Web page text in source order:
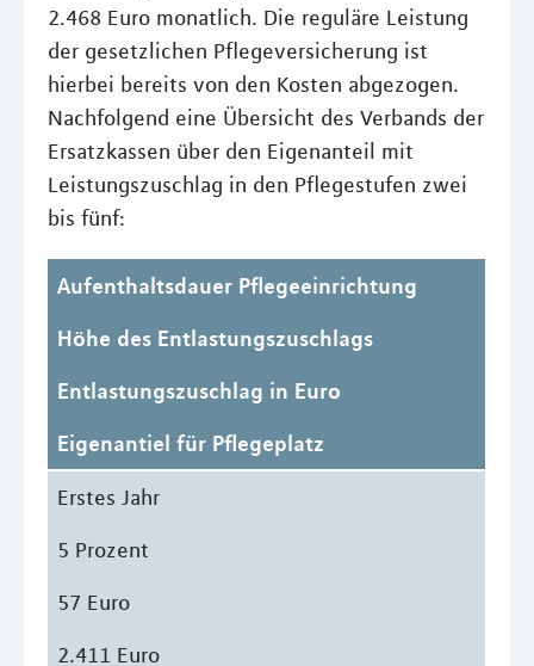
2.468 Euro monatlich. Die reguläre Leistung
der gesetzlichen Pflegeversicherung ist
hierbei bereits von den Kosten abgezogen.
Nachfolgend eine Übersicht des Verbands der
Ersatzkassen über den Eigenanteil mit
Leistungszuschlag in den Pflegestufen zwei
bis fünf:
Aufenthaltsdauer Pflegeeinrichtung
Höhe des Entlastungszuschlags
Entlastungszuschlag in Euro
Eigenantiel für Pflegeplatz
Erstes Jahr
5 Prozent
57 Euro
2.411 Euro